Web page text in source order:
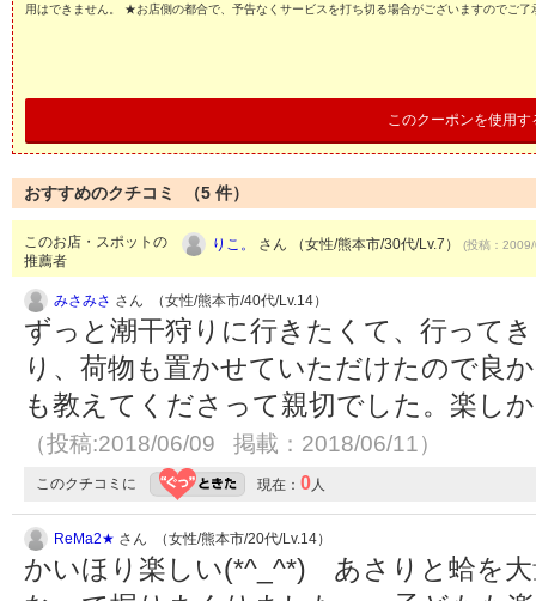
用はできません。 ★お店側の都合で、予告なくサービスを打ち切る場合がございますのでご了
このクーポンを使用す
おすすめのクチコミ （5 件）
このお店・スポットの
推薦者
りこ。 さん （女性/熊本市/30代/Lv.7） (投稿：
みさみさ さん （女性/熊本市/40代/Lv.14）
ずっと潮干狩りに行きたくて、行って
り、荷物も置かせていただけたので良
も教えてくださって親切でした。楽し
（投稿:2018/06/09 掲載：2018/06/11）
このクチコミに 現在： 0人
ReMa2★ さん （女性/熊本市/20代/Lv.14）
かいほり楽しい(*^_^*) あさりと蛤を